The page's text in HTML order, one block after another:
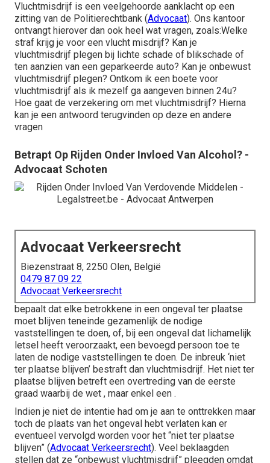
Vluchtmisdrijf is een veelgehoorde aanklacht op een
zitting van de Politierechtbank (Advocaat). Ons kantoor
ontvangt hierover dan ook heel wat vragen, zoals:Welke
straf krijg je voor een vlucht misdrijf? Kan je
vluchtmisdrijf plegen bij lichte schade of blikschade of
ten aanzien van een geparkeerde auto? Kan je onbewust
vluchtmisdrijf plegen? Ontkom ik een boete voor
vluchtmisdrijf als ik mezelf ga aangeven binnen 24u?
Hoe gaat de verzekering om met vluchtmisdrijf? Hierna
kan je een antwoord terugvinden op deze en andere
vragen
Betrapt Op Rijden Onder Invloed Van Alcohol? -
Advocaat Schoten
Advocaat Verkeersrecht
Biezenstraat 8, 2250 Olen, België
0479 87 09 22
Advocaat Verkeersrecht
bepaalt dat elke betrokkene in een ongeval ter plaatse
moet blijven teneinde gezamenlijk de nodige
vaststellingen te doen, of, bij een ongeval dat lichamelijk
letsel heeft veroorzaakt, een bevoegd persoon toe te
laten de nodige vaststellingen te doen. De inbreuk ‘niet
ter plaatse blijven’ bestraft dan vluchtmisdrijf. Het niet ter
plaatse blijven betreft een overtreding van de eerste
graad waarbij de wet , maar enkel een .
Indien je niet de intentie had om je aan te onttrekken maar
toch de plaats van het ongeval hebt verlaten kan er
eventueel vervolgd worden voor het “niet ter plaatse
blijven” (Advocaat Verkeersrecht). Veel beklaagden
stellen dat ze “onbewust vluchtmisdrijf” pleegden omdat